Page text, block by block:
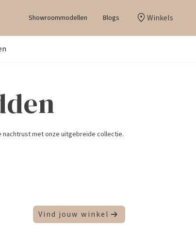
Showroommodellen Blogs Winkels
met onze uitgebreide collectie.
Vind jouw winkel